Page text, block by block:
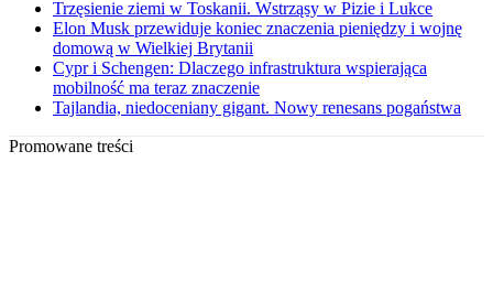
Trzęsienie ziemi w Toskanii. Wstrząsy w Pizie i Lukce
Elon Musk przewiduje koniec znaczenia pieniędzy i wojnę
domową w Wielkiej Brytanii
Cypr i Schengen: Dlaczego infrastruktura wspierająca
mobilność ma teraz znaczenie
Tajlandia, niedoceniany gigant. Nowy renesans pogaństwa
Promowane treści